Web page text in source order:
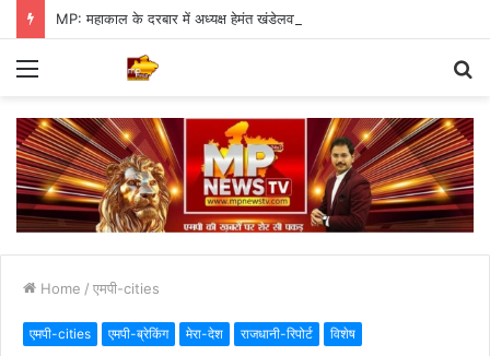
Menu
Home / एमपी-cities
एमपी-cities एमपी-ब्रेकिंग मेरा-देश राजधानी-रिपोर्ट विशेष